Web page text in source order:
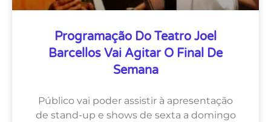
Programação Do Teatro Joel
Barcellos Vai Agitar O Final De
Semana
Público vai poder assistir à apresentação
de stand-up e shows de sexta a domingo